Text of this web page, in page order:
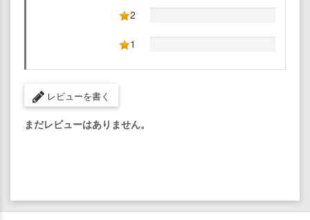
2
1
レビューを書く
まだレビューはありません。